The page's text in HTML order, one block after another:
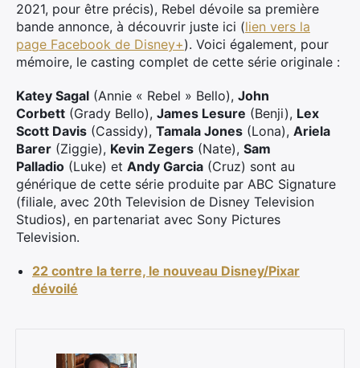
2021, pour être précis), Rebel dévoile sa première
bande annonce, à découvrir juste ici (lien vers la
page Facebook de Disney+). Voici également, pour
mémoire, le casting complet de cette série originale :
Katey Sagal (Annie « Rebel » Bello), John
Corbett (Grady Bello), James Lesure (Benji), Lex
Scott Davis (Cassidy), Tamala Jones (Lona), Ariela
Barer (Ziggie), Kevin Zegers (Nate), Sam
Palladio (Luke) et Andy Garcia (Cruz) sont au
générique de cette série produite par ABC Signature
(filiale, avec 20th Television de Disney Television
Studios), en partenariat avec Sony Pictures
Television.
22 contre la terre, le nouveau Disney/Pixar
dévoilé